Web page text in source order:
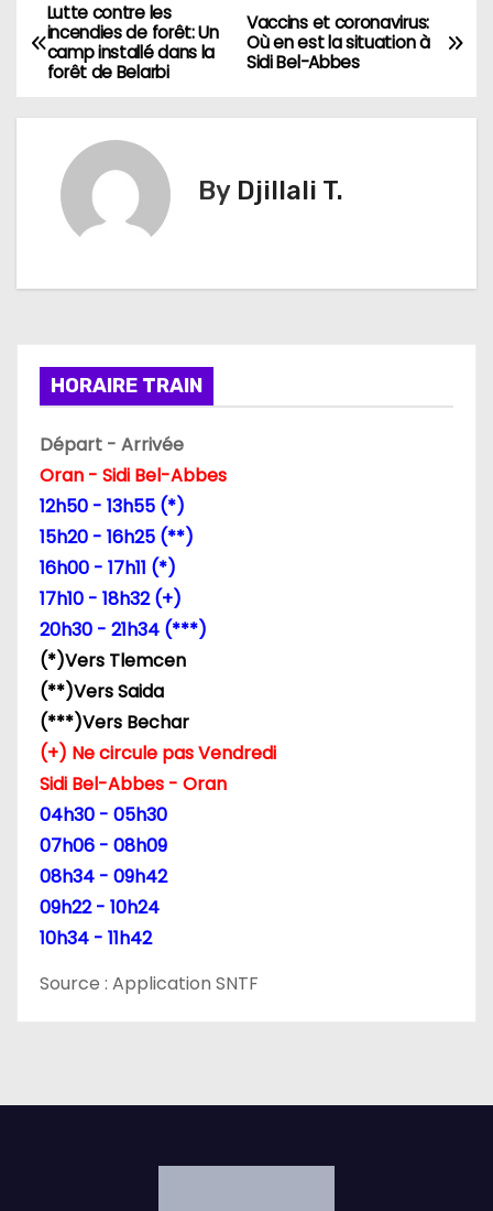
N
a
v
o
n
d
e
a
r
t
c
e
Vaccins et coronavirus:
Où en est la situation à
Sidi Bel-Abbes
Lutte contre les
incendies de forêt: Un
camp installé dans la
forêt de Belarbi
By Djillali T.
HORAIRE TRAIN
Départ - Arrivée
Oran - Sidi Bel-Abbes
12h50 - 13h55 (*)
15h20 - 16h25 (**)
16h00 - 17h11 (*)
17h10 - 18h32 (+)
20h30 - 21h34 (***)
(*)Vers Tlemcen
(**)Vers Saida
(***)Vers Bechar
(+) Ne circule pas Vendredi
Sidi Bel-Abbes - Oran
04h30 - 05h30
07h06 - 08h09
08h34 - 09h42
09h22 - 10h24
10h34 - 11h42
Source : Application SNTF